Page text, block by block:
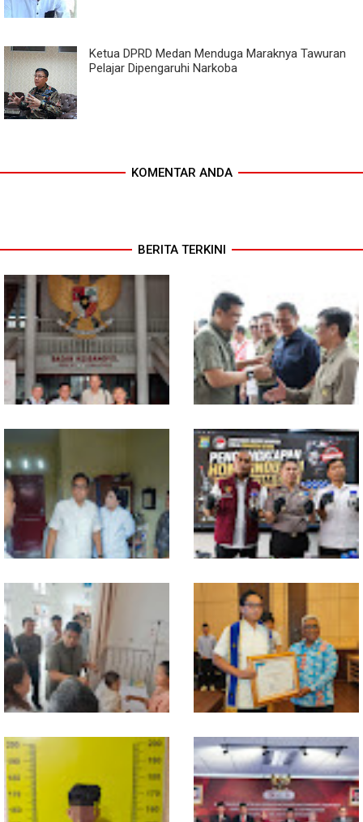
Ketua DPRD Medan Menduga Maraknya Tawuran
Pelajar Dipengaruhi Narkoba
KOMENTAR ANDA
BERITA TERKINI
MIO Indonesia Sumut Resmi
Daftarkan Organisasi ke
Kesbangpol, Langkah Awal
Perkuat Profesionalisme
Media Online
Komisi D DPRDSU Ikut Gubsu
Bobby Nasution Berkantor di
Nias
Walikota Medan Nonaktifkan
Lurah Aur, Rico Waas : Tak Ada
Toleransi bagi Penyalahgunaan
Wewenang
Bahan dari Kamboja, Polda
Sumut Bongkar Home Industri
Vape Mengandung Etomidate
Gubsu Bobby Pastikan Pasien
Rujukan dari Nias Tak
Terkendala Biaya Perjalanan
dan Rumah Singgah di Medan
Wali Kota Medan Dikukuhkan
Jadi Duta Penggerak Ayah
Teladan, Rico Waas: Jabatan
Tertinggi Pria Dalam Keluarga